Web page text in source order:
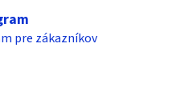
k
ypre zákazníkov